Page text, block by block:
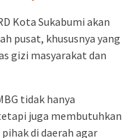
Kota Sukabumi akan
pusat, khususnya yang
gizi masyarakat dan
tidak hanya
juga membutuhkan
di daerah agar